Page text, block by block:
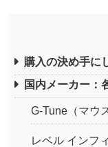
購入の決め手に
国内メーカー：
G-Tune（マウ
レベル インフ